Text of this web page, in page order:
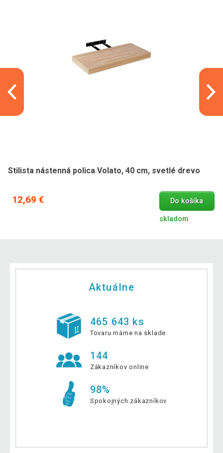
Stilista nástenná polica Volato, 40 cm, svetlé drevo
12,69 € Do košíka
skladom
Aktuálne
465 643 ks
Tovaru máme na sklade
144
Zákazníkov online
98%
Spokojných zákazníkov